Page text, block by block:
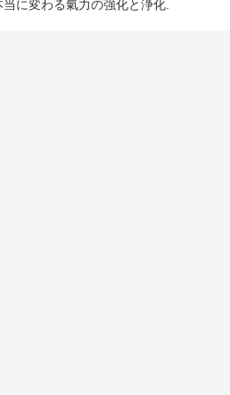
に変わる氣力の強化と浄化.